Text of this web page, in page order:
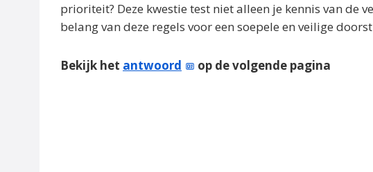
prioriteit? Deze kwestie test niet alleen je kennis van de
belang van deze regels voor een soepele en veilige
Bekijk het antwoord op de volgende pagina